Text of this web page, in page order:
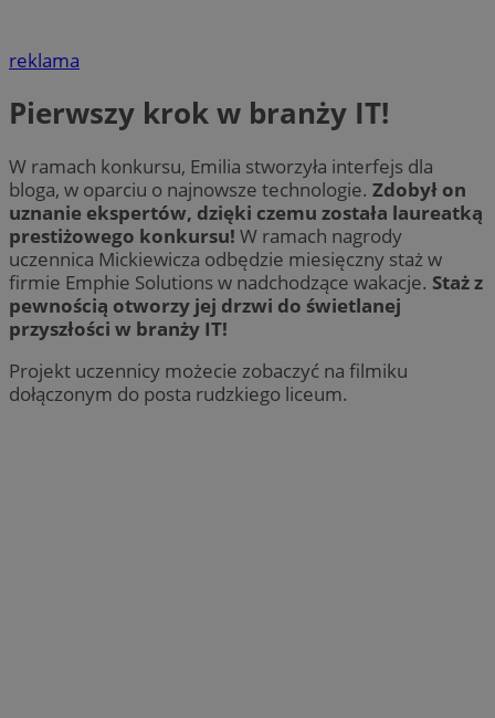
reklama
Pierwszy krok w branży IT!
W ramach konkursu, Emilia stworzyła interfejs dla
bloga, w oparciu o najnowsze technologie. Zdobył on
uznanie ekspertów, dzięki czemu została laureatką
prestiżowego konkursu! W ramach nagrody
uczennica Mickiewicza odbędzie miesięczny staż w
firmie Emphie Solutions w nadchodzące wakacje. Staż z
pewnością otworzy jej drzwi do świetlanej
przyszłości w branży IT!
Projekt uczennicy możecie zobaczyć na filmiku
dołączonym do posta rudzkiego liceum.